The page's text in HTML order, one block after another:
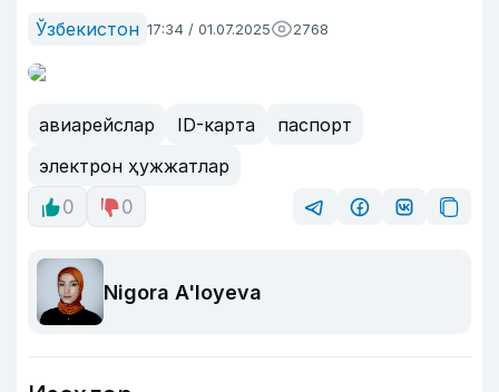
Ўзбекистон 17:34 / 01.07.2025 2768
авиарейслар ID-карта
паспорт
электрон ҳужжатлар
0
0
Nigora A'loyeva